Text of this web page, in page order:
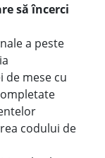
să încerci
a peste
de mese cu
codului de